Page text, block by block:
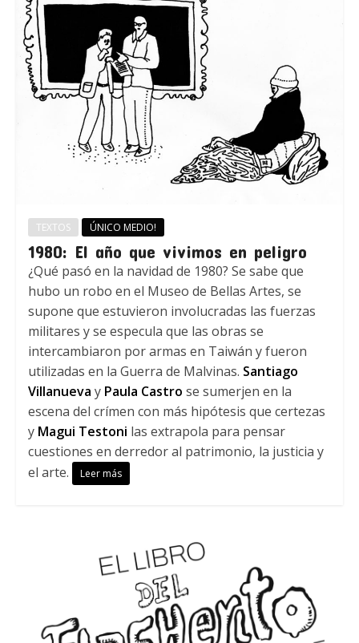
TEXTOS ÚNICO MEDIO!
1980: El año que vivimos en peligro
¿Qué pasó en la navidad de 1980? Se sabe que
hubo un robo en el Museo de Bellas Artes, se
supone que estuvieron involucradas las fuerzas
militares y se especula que las obras se
intercambiaron por armas en Taiwán y fueron
utilizadas en la Guerra de Malvinas. Santiago
Villanueva y Paula Castro se sumerjen en la
escena del crímen con más hipótesis que certezas
y Magui Testoni las extrapola para pensar
cuestiones en derredor al patrimonio, la justicia y
el arte.
Leer más